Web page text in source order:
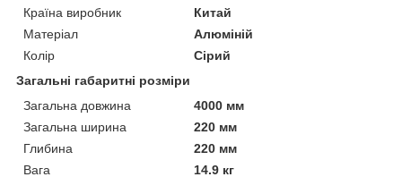
Країна виробник
Китай
Матеріал
Алюміній
Колір
Сірий
Загальні габаритні розміри
Загальна довжина
4000 мм
Загальна ширина
220 мм
Глибина
220 мм
Вага
14.9 кг